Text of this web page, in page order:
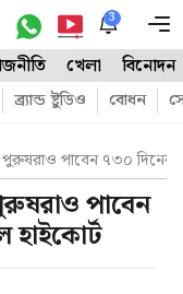
3
খেলা বিনোদন
ব্র্যান্ড ষ্টুডিও বোধন
পুরুষরাও পাবেন ৭৩০ দিনের
পাবেন
হাইকোর্ট